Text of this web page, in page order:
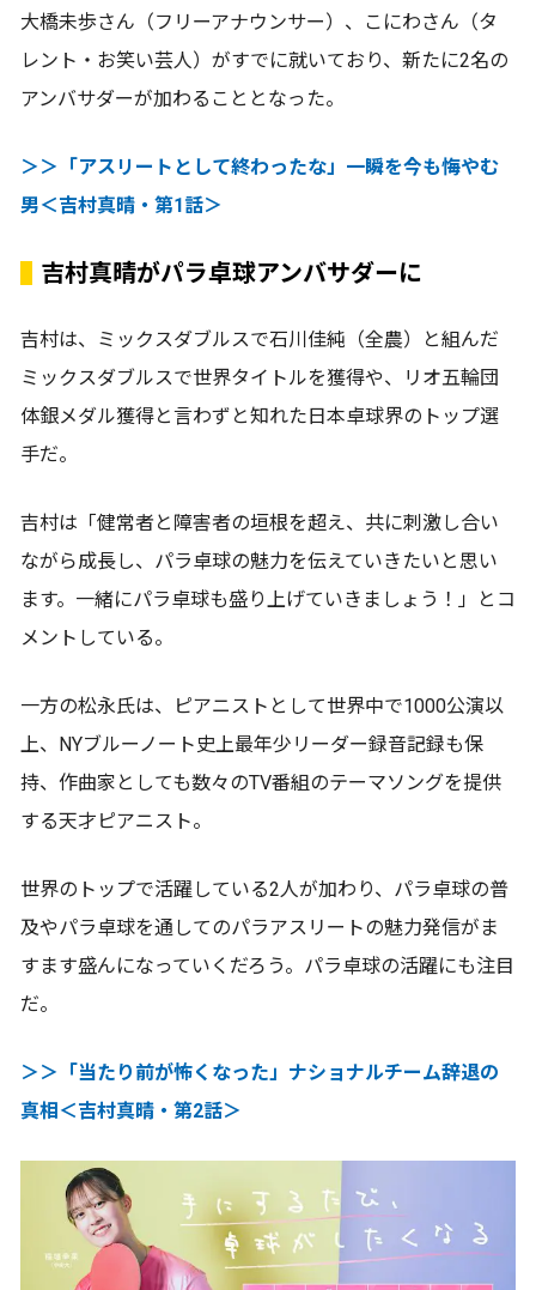
大橋未歩さん（フリーアナウンサー）、こにわさん（タ
レント・お笑い芸人）がすでに就いており、新たに2名の
アンバサダーが加わることとなった。
＞＞「アスリートとして終わったな」一瞬を今も悔やむ
男＜吉村真晴・第1話＞
吉村真晴がパラ卓球アンバサダーに
吉村は、ミックスダブルスで石川佳純（全農）と組んだ
ミックスダブルスで世界タイトルを獲得や、リオ五輪団
体銀メダル獲得と言わずと知れた日本卓球界のトップ選
手だ。
吉村は「健常者と障害者の垣根を超え、共に刺激し合い
ながら成長し、パラ卓球の魅力を伝えていきたいと思い
ます。一緒にパラ卓球も盛り上げていきましょう！」とコ
メントしている。
一方の松永氏は、ピアニストとして世界中で1000公演以
上、NYブルーノート史上最年少リーダー録音記録も保
持、作曲家としても数々のTV番組のテーマソングを提供
する天才ピアニスト。
世界のトップで活躍している2人が加わり、パラ卓球の普
及やパラ卓球を通してのパラアスリートの魅力発信がま
すます盛んになっていくだろう。パラ卓球の活躍にも注目
だ。
＞＞「当たり前が怖くなった」ナショナルチーム辞退の
真相＜吉村真晴・第2話＞